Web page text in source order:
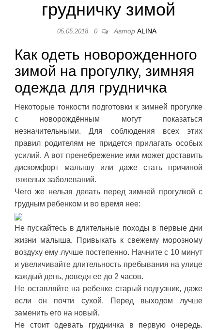
грудничку зимой
05.05.2018 0 Автор ALINA
Как одеть новорожденного
зимой на прогулку, зимняя
одежда для грудничка
Некоторые тонкости подготовки к зимней прогулке
с новорождённым могут показаться
незначительными. Для соблюдения всех этих
правил родителям не придется прилагать особых
усилий. А вот пренебрежение ими может доставить
дискомфорт малышу или даже стать причиной
тяжелых заболеваний.
Чего же нельзя делать перед зимней прогулкой с
грудным ребенком и во время нее:
Не пускайтесь в длительные походы в первые дни
жизни малыша. Привыкать к свежему морозному
воздуху ему лучше постепенно. Начните с 10 минут
и увеличивайте длительность пребывания на улице
каждый день, доведя ее до 2 часов.
Не оставляйте на ребенке старый подгузник, даже
если он почти сухой. Перед выходом лучше
заменить его на новый.
Не стоит одевать грудничка в первую очередь.